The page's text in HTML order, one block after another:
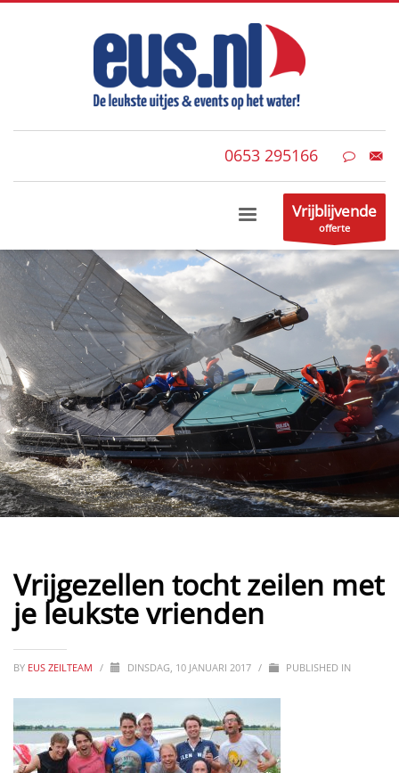
0653 295166
Vrijblijvende
offerte
Vrijgezellen tocht zeilen met
je leukste vrienden
BY EUS ZEILTEAM / DINSDAG, 10 JANUARI 2017 / PUBLISHED IN